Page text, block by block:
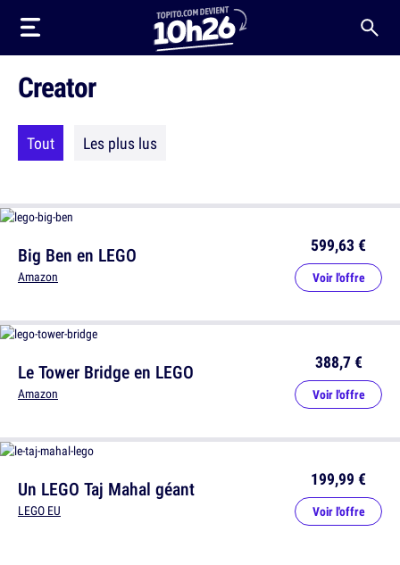
Creator
Tout Les plus lus
Big Ben en LEGO
Amazon
599,63 €
Voir l'offre
Un LEGO Taj Mahal géant
LEGO EU
199,99 €
Voir l'offre
Le Tower Bridge en LEGO
Amazon
388,7 €
Voir l'offre